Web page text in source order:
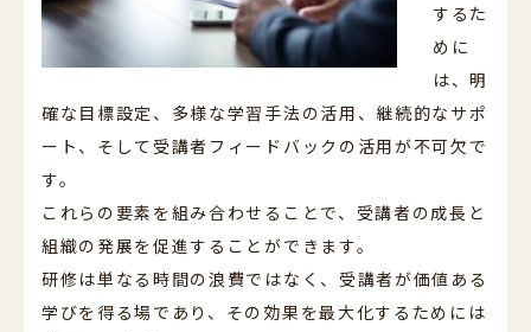
するた
めに
は、明
確な目標設定、多様な学習手法の活用、継続的なサポ
ート、そして受講者フィードバックの活用が不可欠で
す。
これらの要素を組み合わせることで、受講者の成長と
組織の発展を促進することができます。
研修は単なる時間の浪費ではなく、受講者が価値ある
学びを得る場であり、その効果を最大化するためには